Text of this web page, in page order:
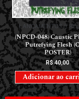
LANÇAMENTOS //
(NPCD-048) Caustic
Putrefying Flesh
POSTER)
R$ 40,00
Adicionar ao